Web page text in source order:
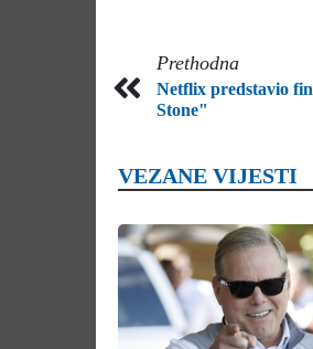
Prethodna
Netflix predstavio
Stone"
VEZANE VIJESTI